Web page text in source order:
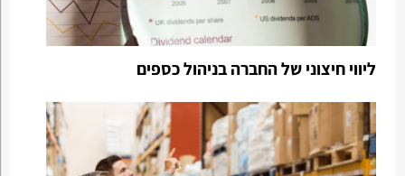
ליווי חיצוני של החברה בניהול כספים